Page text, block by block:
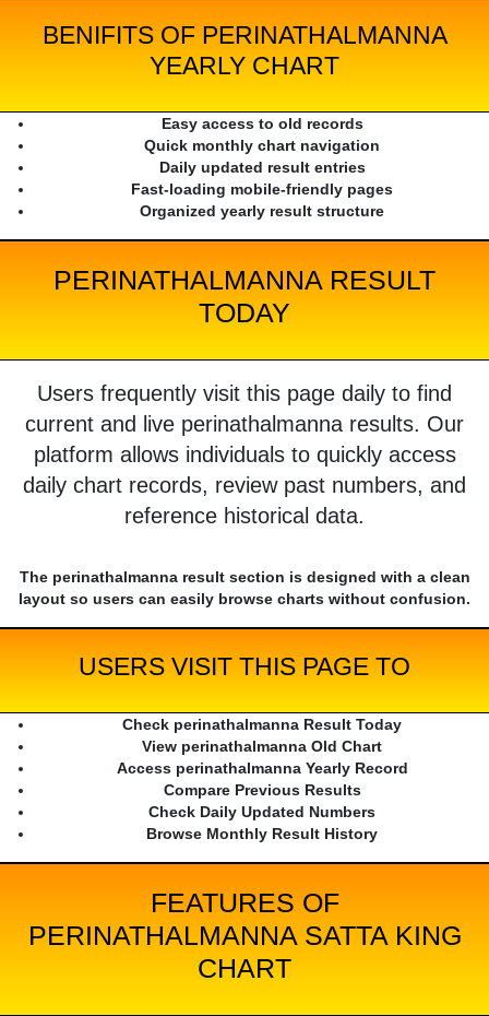
BENIFITS OF PERINATHALMANNA
YEARLY CHART
Easy access to old records
Quick monthly chart navigation
Daily updated result entries
Fast-loading mobile-friendly pages
Organized yearly result structure
PERINATHALMANNA RESULT
TODAY
Users frequently visit this page daily to find
current and live perinathalmanna results. Our
platform allows individuals to quickly access
daily chart records, review past numbers, and
reference historical data.
The perinathalmanna result section is designed with a clean
layout so users can easily browse charts without confusion.
USERS VISIT THIS PAGE TO
Check perinathalmanna Result Today
View perinathalmanna Old Chart
Access perinathalmanna Yearly Record
Compare Previous Results
Check Daily Updated Numbers
Browse Monthly Result History
FEATURES OF
PERINATHALMANNA SATTA KING
CHART